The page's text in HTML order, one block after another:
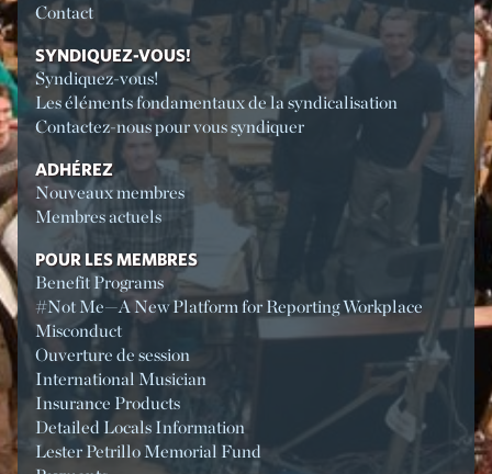
Contact
SYNDIQUEZ-VOUS!
Syndiquez-vous!
Les éléments fondamentaux de la syndicalisation
Contactez-nous pour vous syndiquer
ADHÉREZ
Nouveaux membres
Membres actuels
POUR LES MEMBRES
Benefit Programs
#Not Me—A New Platform for Reporting Workplace
Misconduct
Ouverture de session
International Musician
Insurance Products
Detailed Locals Information
Lester Petrillo Memorial Fund